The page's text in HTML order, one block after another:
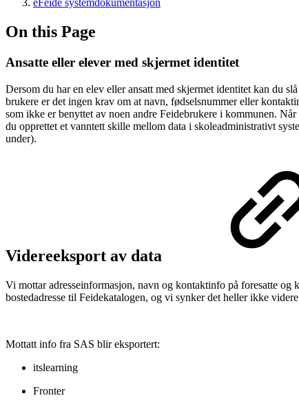
eFeide systemdokumentasjon
On this Page
Ansatte eller elever med skjermet identitet
Dersom du har en elev eller ansatt med skjermet identitet kan du
brukere er det ingen krav om at navn, fødselsnummer eller
som ikke er benyttet av noen andre Feidebrukere i kommunen.
du opprettet et vanntett skille mellom data i skoleadministrativt
under).
Videreeksport av data
Vi mottar adresseinformasjon, navn og kontaktinfo på foresatte
bostedadresse til Feidekatalogen, og vi synker det heller ikke
Mottatt info fra SAS blir eksportert:
itslearning
Fronter